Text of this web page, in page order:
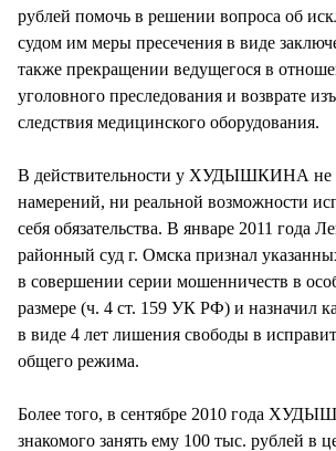
рублей помочь в решении вопроса об
судом им меры пресечения в виде
также прекращении ведущегося в
уголовного преследования и возврате
следствия медицинского оборудования.
В действительности у ХУДЫШКИНА не
намерений, ни реальной возможности
себя обязательства. В январе 2011 года
районный суд г. Омска признал
в совершении серии мошенничеств в
размере (ч. 4 ст. 159 УК РФ) и назначил
в виде 4 лет лишения свободы в
общего режима.
Более того, в сентябре 2010 года
знакомого занять ему 100 тыс. рублей в